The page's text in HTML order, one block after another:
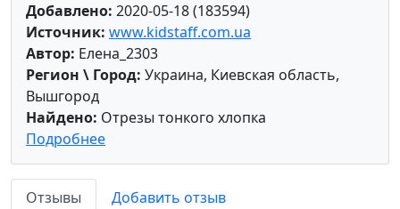
Добавлено: 2020-05-18 (183594)
Источник: www.kidstaff.com.ua
Автор: Елена_2303
Регион \ Город: Украина, Киевская область,
Вышгород
Найдено: Отрезы тонкого хлопка
Подробнее
Отзывы
Добавить отзыв